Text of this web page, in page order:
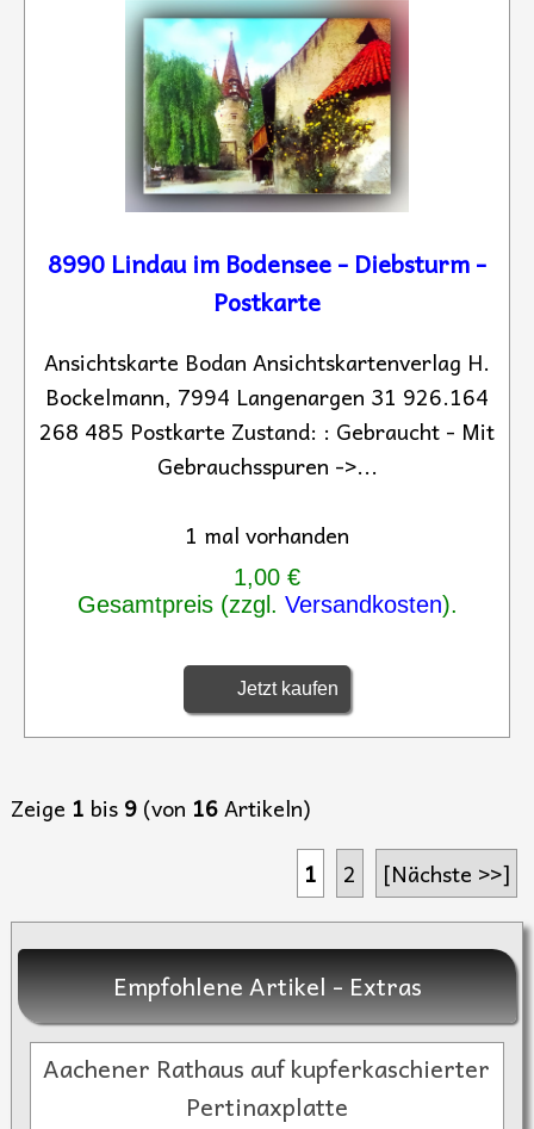
8990 Lindau im Bodensee - Diebsturm -
Postkarte
Ansichtskarte Bodan Ansichtskartenverlag H.
Bockelmann, 7994 Langenargen 31 926.164
268 485 Postkarte Zustand: : Gebraucht - Mit
Gebrauchsspuren ->...
1 mal vorhanden
1,00 €
Gesamtpreis (zzgl. Versandkosten).
Jetzt kaufen
Zeige 1 bis 9 (von 16Artikeln)
1
2 [Nächste >>]
Empfohlene Artikel - Extras
Aachener Rathaus auf kupferkaschierter
Pertinaxplatte